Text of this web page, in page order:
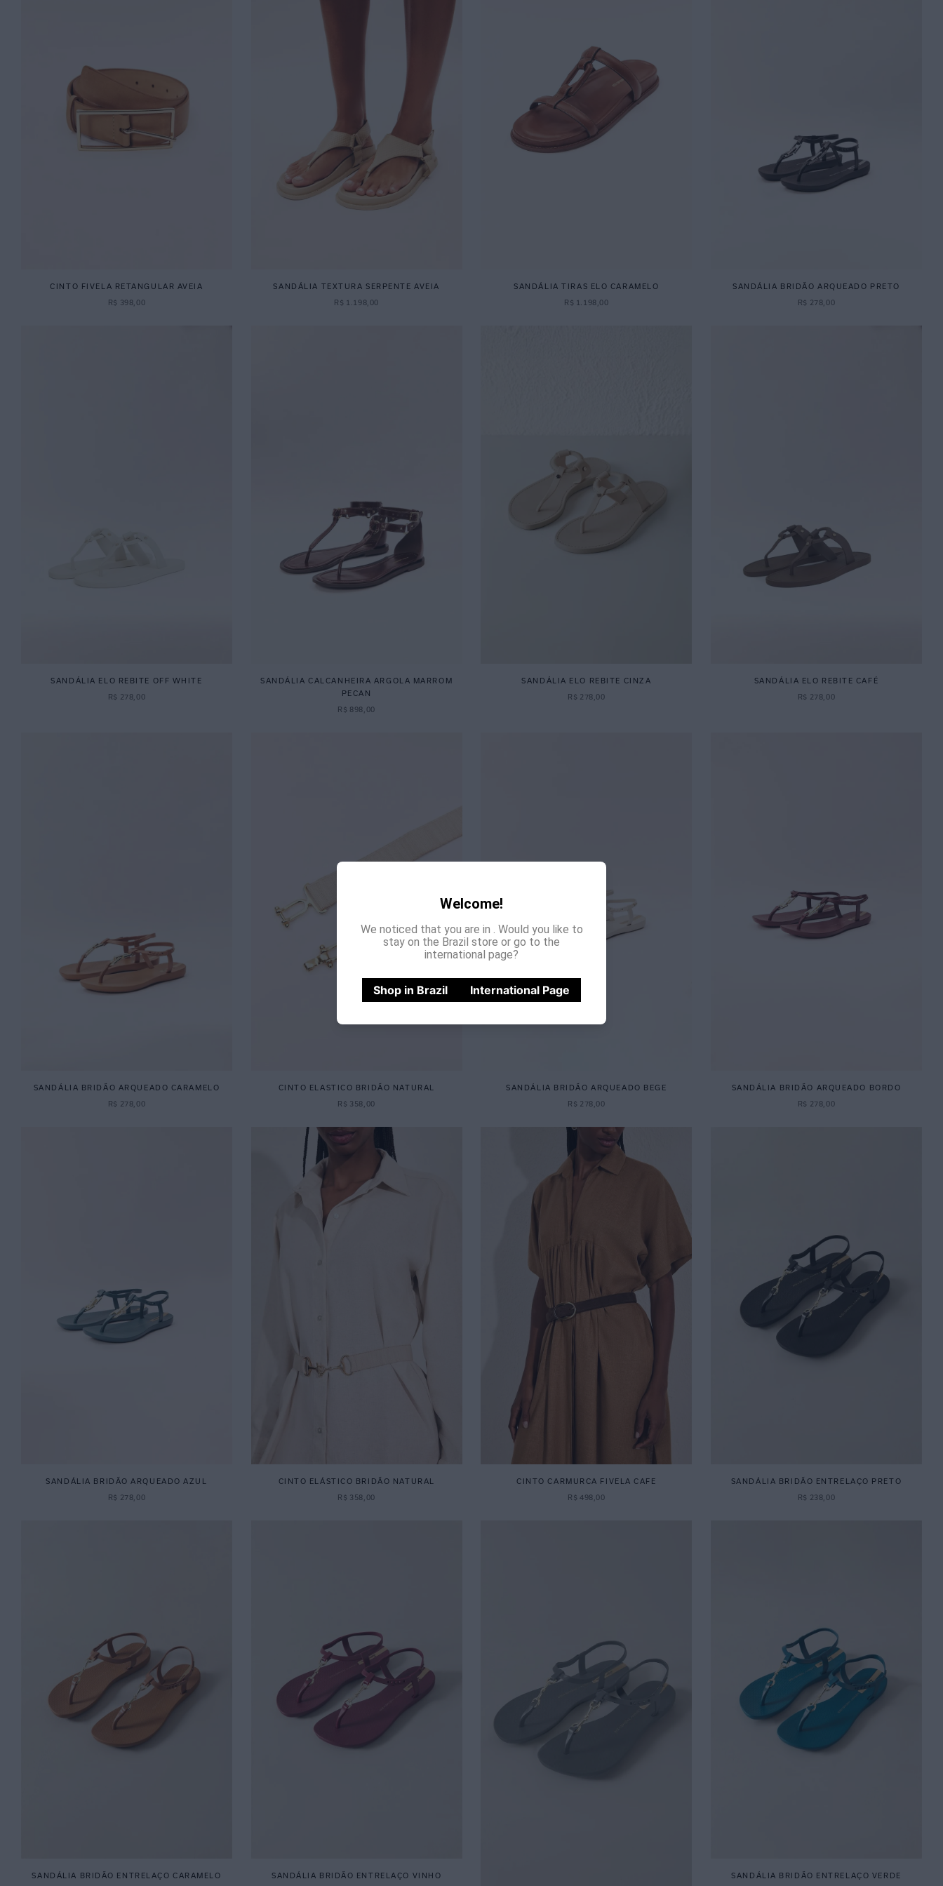
Welcome!
We noticed that you are in
. Would you like to
stay on the Brazil store or go to the
international page?
Shop in Brazil International Page
CINTO FIVELA RETANGULAR AVEIA
R$ 398, 00
SANDÁLIA TEXTURA SERPENTE AVEIA
R$ 1 .198, 00
SANDÁLIA TIRAS ELO CARAMELO
R$ 1. 198,00
SANDÁLIA BRIDÃO ARQUEADO PRETO
R$ 278, 00
SANDÁLIA ELO REBITE OFF WHITE
R$ 278 00
SANDÁLIA CALCANHEIRA ARGOLA MARROM
PECAN
R$ 898 00
SANDÁLIA ELO REBITE CINZA
R$ 278 00
SANDÁLIA ELO REBITE CAFÉ
R$ 278 00
SANDÁLIA BRIDÃO ARQUEADO CARAMELO
R$ 278 00
CINTO ELASTICO BRIDÃO NATURAL
R$ 358 00
SANDÁLIA BRIDÃO ARQUEADO BEGE
R$ 278 00
SANDÁLIA BRIDÃO ARQUEADO BORDO
R$ 278 00
SANDÁLIA BRIDÃO ARQUEADO AZUL
R$ 278 00
CINTO ELÁSTICO BRIDÃO NATURAL
R$ 358 00
CINTO CARMURCA FIVELA CAFE
R$ 498 00
SANDÁLIA BRIDÃO ENTRELAÇO PRETO
R$ 238 00
SANDÁLIA BRIDÃO ENTRELAÇO CARAMELO SANDÁLIA BRIDÃO ENTRELAÇO VINHO SANDÁLIA BRIDÃO ENTRELAÇO VERDE